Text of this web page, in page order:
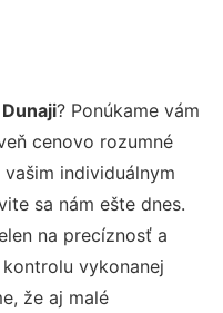
? Ponúkame vám
cenovo rozumné
individuálnym
sa nám ešte dnes.
na precíznosť a
vykonanej
že aj malé